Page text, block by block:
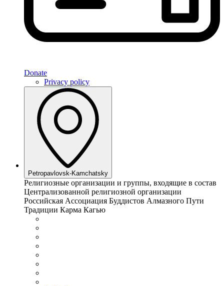
Donate
Privacy policy
Petropavlovsk-Kamchatsky
Религиозные организации и группы, входящие в состав
Централизованной религиозной организации
Российская Ассоциация Буддистов Алмазного Пути
Традиции Карма Кагью